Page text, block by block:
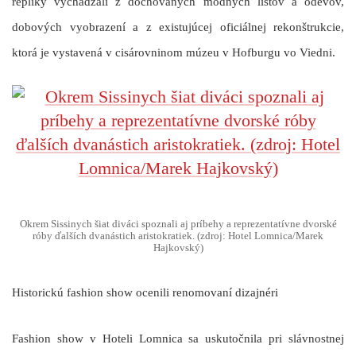
dobových vyobrazení a z existujúcej oficiálnej rekonštrukcie,
ktorá je vystavená v cisárovninom múzeu v Hofburgu vo Viedni.
Okrem Sissinych šiat diváci spoznali aj príbehy a reprezentatívne dvorské
róby ďalších dvanástich aristokratiek. (zdroj: Hotel Lomnica/Marek
Hajkovský)
Historickú fashion show ocenili renomovaní dizajnéri
Fashion show v Hoteli Lomnica sa uskutočnila pri slávnostnej